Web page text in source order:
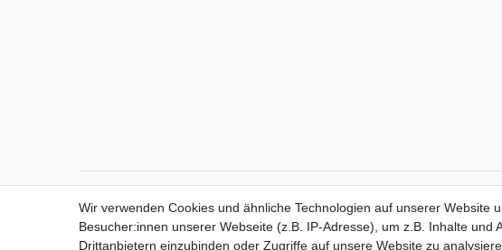
Wir verwenden Cookies und ähnliche Technologien auf unserer Website
Besucher:innen unserer Webseite (z.B. IP-Adresse), um z.B. Inhalte und
Drittanbietern einzubinden oder Zugriffe auf unsere Website zu